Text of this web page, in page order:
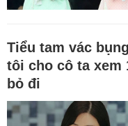
Tiểu tam vác
tôi cho cô ta xem
bỏ đi